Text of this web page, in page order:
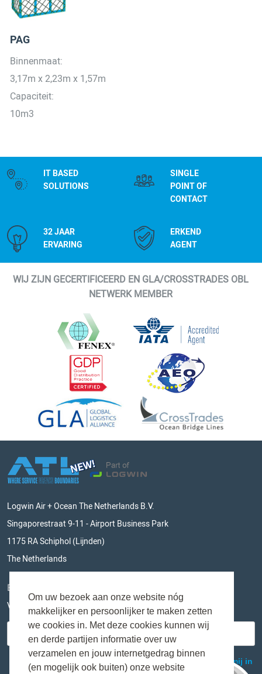
Om uw bezoek aan onze website nóg
makkelijker en persoonlijker te maken zetten
we cookies in. Met deze cookies kunnen wij
en derde partijen informatie over uw
verzamelen en jouw internetgedrag binnen
(en mogelijk ook buiten) onze website
PAG
Binnenmaat:
3,17m x 2,23m x 1,57m
Capaciteit:
10m3
IT BASED
SOLUTIONS
SINGLE
POINT OF
CONTACT
32 JAAR
ERVARING
ERKEND
AGENT
WIJ ZIJN GECERTIFICEERD EN GLA/CROSSTRADES OBL
NETWERK MEMBER
Logwin Air + Ocean The Netherlands B.V.
Singaporestraat 9-11 - Airport Business Park
1175 RA Schiphol (Lijnden)
The Netherlands
BLIJF OP DE HOOGTE
Vul hieronder je e-mailadres in en mis niks meer!